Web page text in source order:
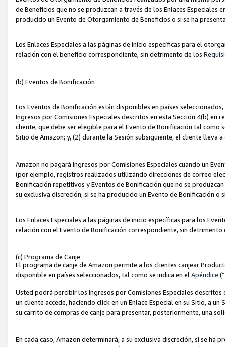
de Beneficios que no se produzcan a través de los Enlaces Especiales
producido un Evento de Otorgamiento de Beneficios o si se ha
Los Enlaces Especiales a las páginas de inicio específicas para el
relación con el beneficio correspondiente, sin detrimento de los
(b) Eventos de Bonificación
Los Eventos de Bonificación están disponibles en países
Ingresos por Comisiones Especiales descritos en esta Sección 4(b) en
cliente, que debe ser elegible para el Evento de Bonificación tal como
Sitio de Amazon; y, (2) durante la Sesión subsiguiente, el cliente lleva
Amazon no pagará Ingresos por Comisiones Especiales cuando un
(por ejemplo, registros realizados utilizando direcciones de correo
Bonificación repetitivos y Eventos de Bonificación que no se
su exclusiva discreción, si se ha producido un Evento de Bonificación
Los Enlaces Especiales a las páginas de inicio específicas para los
relación con el Evento de Bonificación correspondiente, sin
(c) Programa de Canje
El programa de canje de Amazon permite a los clientes canjear
disponible en países seleccionados, tal como se indica en el Apéndice
Usted podrá percibir los Ingresos por Comisiones Especiales
un cliente accede, haciendo click en un Enlace Especial en su Sitio, a
su carrito de compras de canje para presentar, posteriormente, una
En cada caso, Amazon determinará, a su exclusiva discreción, si se